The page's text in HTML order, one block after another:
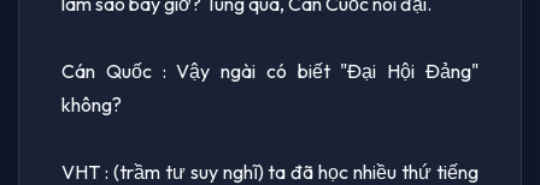
Cán Quốc : Vậy ngài có biết "Đại Hội Đảng"
không?
VHT : (trầm tư suy nghĩ) ta đã học nhiều thứ tiếng